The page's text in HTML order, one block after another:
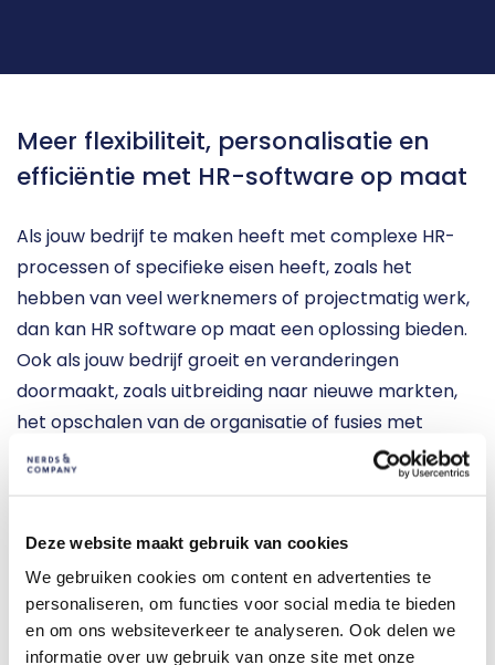
Deze website maakt gebruik van cookies
We gebruiken cookies om content en advertenties te
personaliseren, om functies voor social media te bieden
en om ons websiteverkeer te analyseren. Ook delen we
informatie over uw gebruik van onze site met onze
Meer flexibiliteit, personalisatie en
efficiëntie met HR-software op maat
Als jouw bedrijf te maken heeft met complexe HR-
processen of specifieke eisen heeft, zoals het
hebben van veel werknemers of projectmatig werk,
dan kan HR software op maat een oplossing bieden.
Ook als jouw bedrijf groeit en veranderingen
doormaakt, zoals uitbreiding naar nieuwe markten,
het opschalen van de organisatie of fusies met
andere bedrijven, kan op maat gemaakte HR
software helpen om HR-processen te stroomlijnen
Efficiënt werken heeft veel voordelen voor jouw HR-
afdeling. Er wordt namelijk meer werk gedaan in
minder tijd, wat zorgt voor meer tijd voor belangrijke